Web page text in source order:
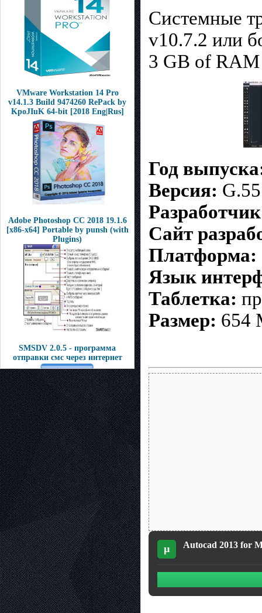
VMware Workstation 14 Pro
v14.1.3 Build 9474260 RePack by
KpoJIuK 64-bit [2018 Eng|Rus]
Adobe Photoshop CC 2018 19.1.6
[x86-x64] Portable by punsh (with
Plugins)
SMSDV 2.0.5 - программа
отправки смс через интернет
Системные
v10.7.2 или
3 GB of RAM
Год
Версия:
Сайт
Платформа:
Язык
Таблетка:
Размер: 654
µ Autocad 2013 for